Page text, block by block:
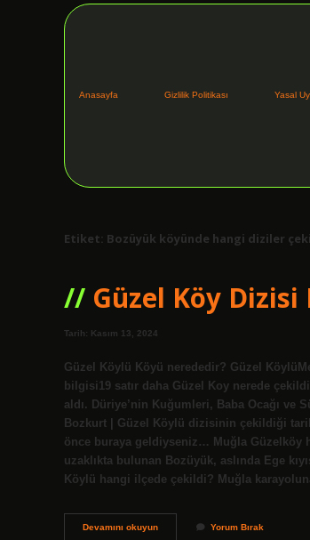
Anasayfa Gizlilik Politikası Yasal
Etiket: Bozüyük köyünde hangi diziler
Güzel Köy
Tarih: Kasım 13, 2024
Güzel Köylü Köyü nerededir? Güzel
bilgisi19 satır daha Güzel Koy nerede
aldı. Düriye’nin Kuğumleri, Baba Ocağı
Bozkurt | Güzel Köylü dizisinin çekildiği
önce buraya geldiyseniz… Muğla Güzelköy
uzaklıkta bulunan Bozüyük, aslında Ege
Köylü hangi ilçede çekildi? Muğla
Devamını okuyunGüzel
Yorum Bırak